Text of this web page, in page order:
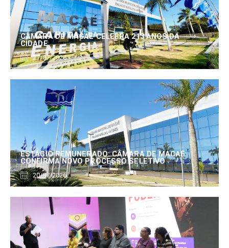
CÂMARA DE MACAÉ CELEBRA 213 ANOS DA
CIDADE
27/07/2026
ESTÁGIO REMUNERADO: CÂMARA DE MACAÉ
CONFIRMA NOVO PROCESSO SELETIVO
20/07/2026